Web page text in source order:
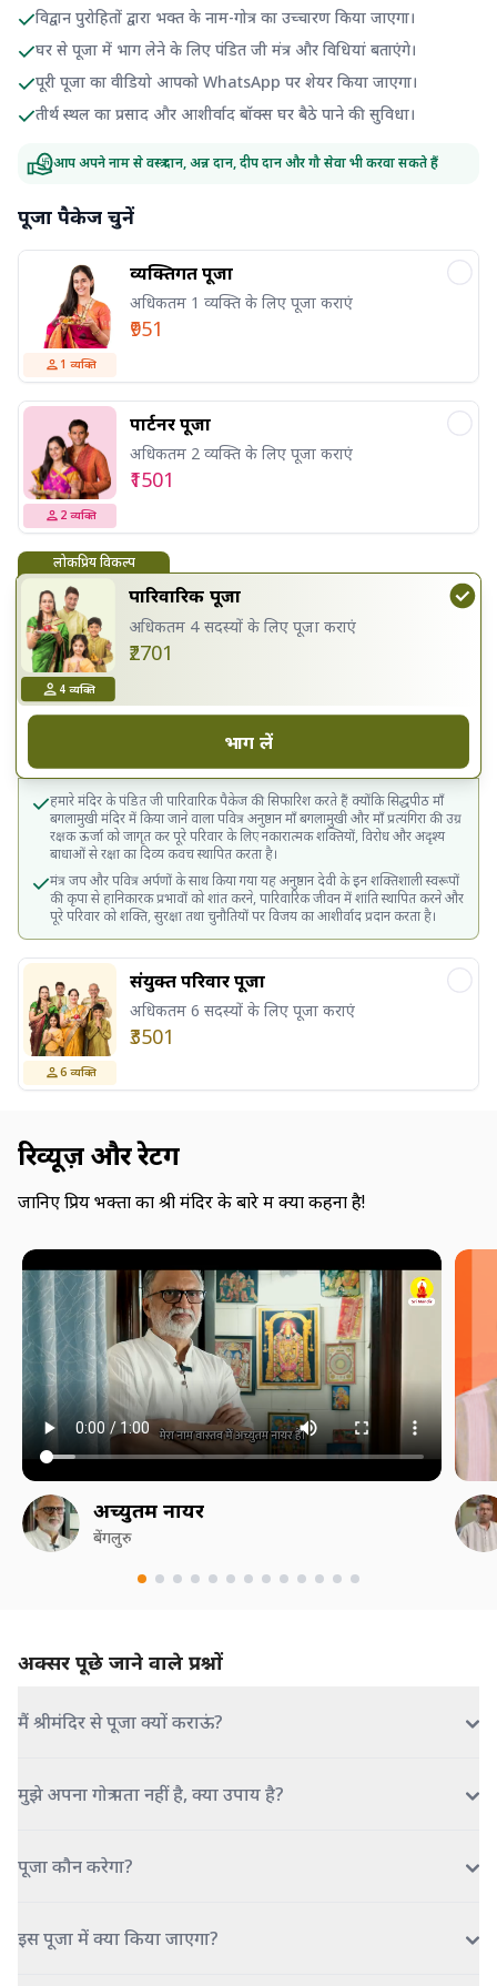
विद्वान पुरोहितों द्वारा भक्त के नाम-गोत्र का उच्चारण किया जाएगा।
घर से पूजा में भाग लेने के लिए पंडित जी मंत्र और विधियां बताएंगे।
पूरी पूजा का वीडियो आपको WhatsApp पर शेयर किया जाएगा।
तीर्थ स्थल का प्रसाद और आशीर्वाद बॉक्स घर बैठे पाने की सुविधा।
आप अपने नाम से वस्त्र दान, अन्न दान, दीप दान और गौ सेवा भी करवा सकते हैं
पूजा पैकेज चुनें
1 व्यक्ति
व्यक्तिगत पूजा
अधिकतम 1 व्यक्ति के लिए पूजा कराएं
₹951
2 व्यक्ति
पार्टनर पूजा
अधिकतम 2 व्यक्ति के लिए पूजा कराएं
₹1501
लोकप्रिय विकल्प
4 व्यक्ति
पारिवारिक पूजा
अधिकतम 4 सदस्यों के लिए पूजा कराएं
₹2701
भाग लें
हमारे मंदिर के पंडित जी पारिवारिक पैकेज की सिफारिश करते हैं क्योंकि सिद्धपीठ माँ
बगलामुखी मंदिर में किया जाने वाला पवित्र अनुष्ठान माँ बगलामुखी और माँ प्रत्‍यंगिरा की उग्र
रक्षक ऊर्जा को जागृत कर पूरे परिवार के लिए नकारात्मक शक्तियों, विरोध और अदृश्य
बाधाओं से रक्षा का दिव्य कवच स्थापित करता है।
मंत्र जप और पवित्र अर्पणों के साथ किया गया यह अनुष्ठान देवी के इन शक्तिशाली स्वरूपों
की कृपा से हानिकारक प्रभावों को शांत करने, पारिवारिक जीवन में शांति स्थापित करने और
पूरे परिवार को शक्ति, सुरक्षा तथा चुनौतियों पर विजय का आशीर्वाद प्रदान करता है।
6 व्यक्ति
संयुक्त परिवार पूजा
अधिकतम 6 सदस्यों के लिए पूजा कराएं
₹3501
रिव्यूज़ और रेटिंग
जानिए प्रिय भक्तों का श्री मंदिर के बारे में क्या कहना है!
अच्युतम नायर
बेंगलुरु
अक्सर पूछे जाने वाले प्रश्नों
मैं श्रीमंदिर से पूजा क्यों कराऊं?
मुझे अपना गोत्र पता नहीं है, क्या उपाय है?
पूजा कौन करेगा?
इस पूजा में क्या किया जाएगा?